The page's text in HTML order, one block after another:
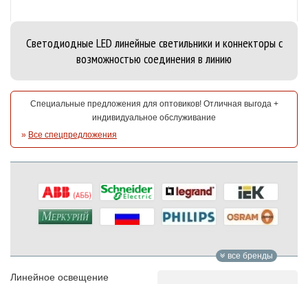
Cветодиодные LED линейные светильники и коннекторы с
возможностью соединения в линию
Специальные предложения для оптовиков! Отличная выгода +
индивидуальное обслуживание
» Все спецпредложения
все бренды
Линейное освещение